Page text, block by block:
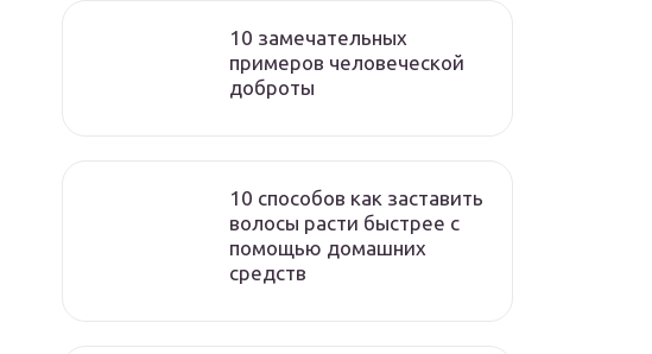
10 замечательных
примеров человеческой
доброты
10 способов как заставить
волосы расти быстрее с
помощью домашних
средств